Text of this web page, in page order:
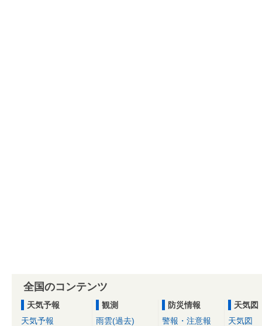
全国のコンテンツ
天気予報
天気予報
観測
雨雲(過去)
防災情報
警報・注意報
天気図
天気図